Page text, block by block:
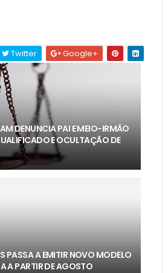
Twitter Google+
DENUNCIA PAI E MEIO-IRMÃO
E OCULTAÇÃO DE
PASSA A EMITIR NOVO MODELO
A PARTIR DE AGOSTO